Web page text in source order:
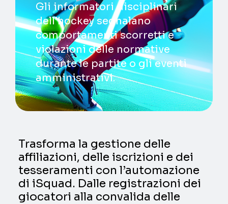
Gli informatori disciplinari
dell’hockey segnalano
comportamenti scorretti e
violazioni delle normative
durante le partite o gli eventi
amministrativi.
Trasforma la gestione delle
affiliazioni, delle iscrizioni e dei
tesseramenti con l’automazione
di iSquad. Dalle registrazioni dei
giocatori alla convalida delle